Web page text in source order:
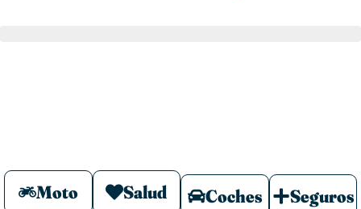
Moto Salud Coches Seguros